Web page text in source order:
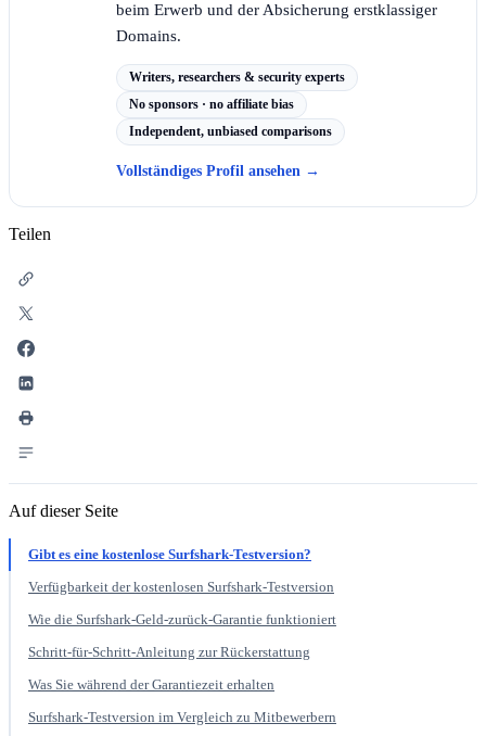
beim Erwerb und der Absicherung erstklassiger
Domains.
Writers, researchers & security experts
No sponsors · no affiliate bias
Independent, unbiased comparisons
Vollständiges Profil ansehen →
Teilen
Auf dieser Seite
Gibt es eine kostenlose Surfshark-Testversion?
Verfügbarkeit der kostenlosen Surfshark-Testversion
Wie die Surfshark-Geld-zurück-Garantie funktioniert
Schritt-für-Schritt-Anleitung zur Rückerstattung
Was Sie während der Garantiezeit erhalten
Surfshark-Testversion im Vergleich zu Mitbewerbern